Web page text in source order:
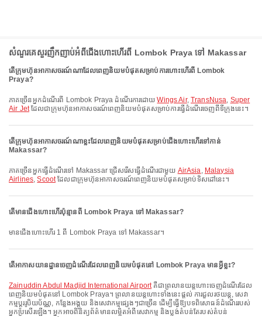
សំណួរគេសួរញឹកញាប់អំពីជើងហោះហើរពី Lombok Praya ទៅ Makassar
តើក្រុមហ៊ុនអាកាសចរណ៍ណាដែលពេញនិយមបំផុតសម្រាប់ការហោះហើរពី Lombok
Praya?
ភាគច្រើនអ្នកដំណើរពី Lombok Praya ដំណើរការដោយWings Air,TransNusa, Super
Air Jetដែលជាក្រុមហ៊ុនអាកាសចរណ៍ពេញនិយមបំផុតសម្រាប់ការធ្វើដំណើរចេញពីទីក្រុងនេះ។
តើក្រុមហ៊ុនអាកាសចរណ៍ណាខ្លះដែលពេញនិយមបំផុតសម្រាប់ជើងហោះហើរទៅកាន់
Makassar?
ភាគច្រើនអ្នកធ្វើដំណើរទៅ Makassar ជ្រើសរើសធ្វើដំណើរជាមួយ AirAsia, Malaysia
Airlines,Scootដែលជាក្រុមហ៊ុនអាកាសចរណ៍ពេញនិយមបំផុតសម្រាប់ទិសដៅនេះ។
តើមានជើងហោះហើរប៉ុន្មានពី Lombok Praya ទៅ Makassar?
មានជើងហោះហើរ 1 ពី Lombok Praya ទៅ Makassar។
តើអាកាសយានដ្ឋានចេញដំណើរដែលពេញនិយមបំផុតនៅ Lombok Praya មានអ្វីខ្លះ?
Zainuddin Abdul Madjid International Airportគឺជាព្រលានយន្តហោះចេញដំណើរដែល
ពេញនិយមបំផុតនៅ Lombok Praya។ ព្រលានយន្តហោះទាំងនេះផ្តល់ ការជួលរថយន្ត, សេវា
កម្មប្តូររូបិយប័ណ្ណ, កន្លែងអង្គុយ និងសេវាកម្មផ្សេងៗជាច្រើន ដើម្បីធ្វើឱ្យបទពិសោធន៍ដំណើររបស់
អ្នកប្រសើរឡើង។ អ្នកអាចពិនិត្យព័ត៌មានលម្អិតអំពីសេវាកម្ម និងប្លង់តំបន់តែរបស់តំបន់